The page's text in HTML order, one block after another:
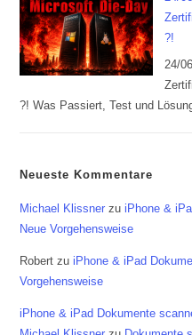
?!
24/
?! Was Passiert, Test und
Neueste Kommentare
Michael Klissner zuiPhone &
Neue Vorgehensweise
Robert zuiPhone & iPad
Vorgehensweise
iPhone & iPad Dokumente